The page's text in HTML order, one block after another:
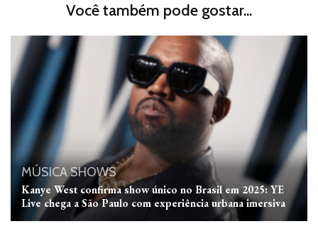
Você também pode gostar...
MÚSICASHOWS
Kanye West confirma show único no Brasil em 2025: YE
Live chega a São Paulo com experiência urbana imersiva